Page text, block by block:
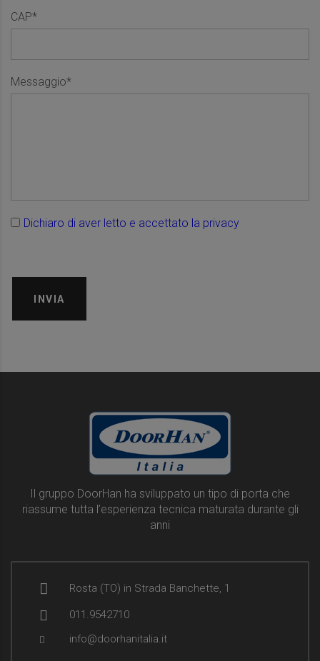
CAP*
Messaggio*
Dichiaro di aver letto e accettato la privacy
INVIA
Il gruppo DoorHan ha sviluppato un tipo di porta che
riassume tutta l’esperienza tecnica maturata durante gli
anni
Rosta (TO) in Strada Banchette, 1
011.9542710
info@doorhanitalia.it